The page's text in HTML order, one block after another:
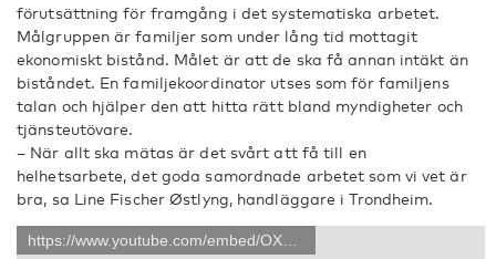
förutsättning för framgång i det systematiska arbetet.
Målgruppen är familjer som under lång tid mottagit
ekonomiskt bistånd. Målet är att de ska få annan intäkt än
biståndet. En familjekoordinator utses som för familjens
talan och hjälper den att hitta rätt bland myndigheter och
tjänsteutövare.
– När allt ska mätas är det svårt att få till en
helhetsarbete, det goda samordnade arbetet som vi vet är
bra, sa Line Fischer Østlyng, handläggare i Trondheim.